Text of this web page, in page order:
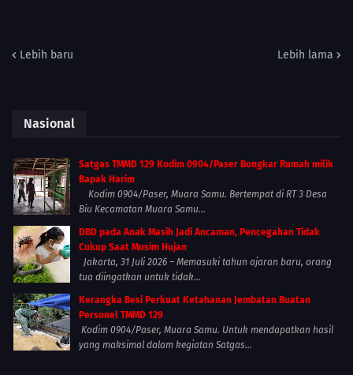
Lebih baru Lebih lama
Nasional
Satgas TMMD 129 Kodim 0904/Paser Bongkar Rumah milik
Bapak Harim
Kodim 0904/Paser, Muara Samu. Bertempat di RT 3 Desa
Biu Kecamatan Muara Samu...
DBD pada Anak Masih Jadi Ancaman, Pencegahan Tidak
Cukup Saat Musim Hujan
Jakarta, 31 Juli 2026 – Memasuki tahun ajaran baru, orang
tua diingatkan untuk tidak...
Kerangka Besi Perkuat Ketahanan Jembatan Buatan
Personel TMMD 129
Kodim 0904/Paser, Muara Samu. Untuk mendapatkan hasil
yang maksimal dalam kegiatan Satgas...